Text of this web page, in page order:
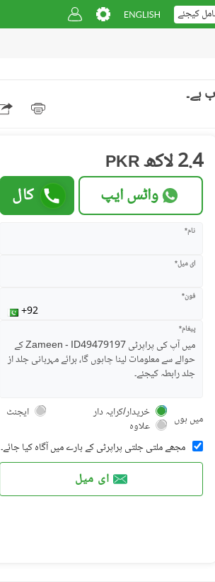
کیجئے
PKR 2.4 لاکھ
واٹس ایپ کال
نام*
ای میل*
فون*
پیغام*
میں ہوں خریدار/کرایہ دار
ایجنٹ
علاوہ
مجھے ملتی جلتی پراپرٹی کے بارے میں آگاہ کیا جائے۔
ای میل